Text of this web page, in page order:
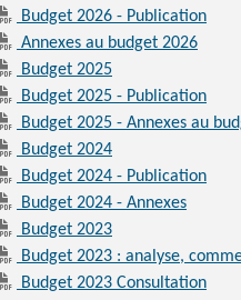
Budget 2026 - Publication
Annexes au budget 2026
Budget 2025
Budget 2025 - Publication
Budget 2025 - Annexes au
Budget 2024
Budget 2024 - Publication
Budget 2024 - Annexes
Budget 2023
Budget 2023 : analyse,
Budget 2023 Consultation